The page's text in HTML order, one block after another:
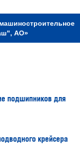
АО»
подшипников для
крейсера